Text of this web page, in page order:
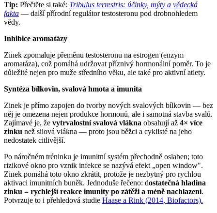
Tip: Přečtěte si také: Tribulus terrestris: účinky, mýty a vědecká
fakta — další přírodní regulátor testosteronu pod drobnohledem
vědy.
Inhibice aromatázy
Zinek zpomaluje přeměnu testosteronu na estrogen (enzym
aromatáza), což pomáhá udržovat příznivý hormonální poměr. To je
důležité nejen pro muže středního věku, ale také pro aktivní atlety.
Syntéza bílkovin, svalová hmota a imunita
Zinek je přímo zapojen do tvorby nových svalových bílkovin — bez
něj je omezena nejen produkce hormonů, ale i samotná stavba svalů.
Zajímavé je, že vytrvalostní svalová vlákna obsahují až 4× více
zinku než silová vlákna — proto jsou běžci a cyklisté na jeho
nedostatek citlivější.
Po náročném tréninku je imunitní systém přechodně oslaben; toto
rizikové okno pro vznik infekce se nazývá efekt „open window".
Zinek pomáhá toto okno zkrátit, protože je nezbytný pro rychlou
aktivaci imunitních buněk. Jednoduše řečeno: dostatečná hladina
zinku = rychlejší reakce imunity po zátěži a méně nachlazení.
Potvrzuje to i přehledová studie Haase a Rink (2014, Biofactors).